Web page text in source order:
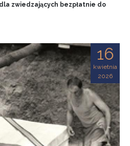
zwiedzających bezpłatnie do
16
kwietnia
2026